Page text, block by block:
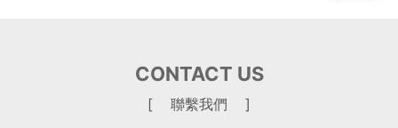
CONTACT US
[ 聯繫我們 ]